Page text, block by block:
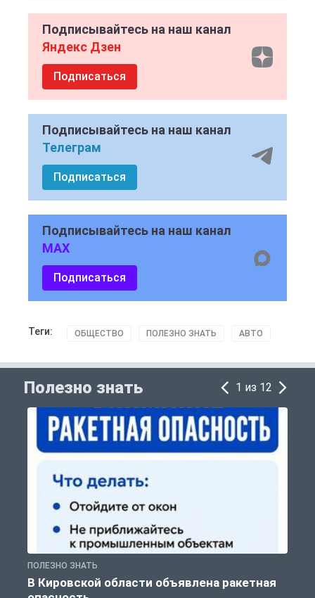
Подписывайтесь на наш канал
Яндекс Дзен
Подписаться
Подписывайтесь на наш канал
Телеграм
Подписаться
Подписывайтесь на наш канал
MAX
Подписаться
Теги: ОБЩЕСТВО ПОЛЕЗНО ЗНАТЬ АВТО
Полезно знать 1 из 12
ПОЛЕЗНО ЗНАТЬ
В Кировской области объявлена ракетная